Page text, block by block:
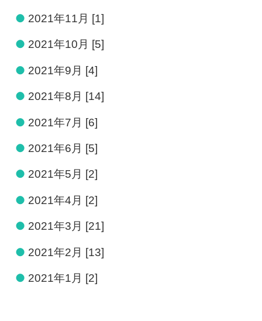
● 2021年11月 [1]
● 2021年10月 [5]
● 2021年9月 [4]
● 2021年8月 [14]
● 2021年7月 [6]
● 2021年6月 [5]
● 2021年5月 [2]
● 2021年4月 [2]
● 2021年3月 [21]
● 2021年2月 [13]
● 2021年1月 [2]